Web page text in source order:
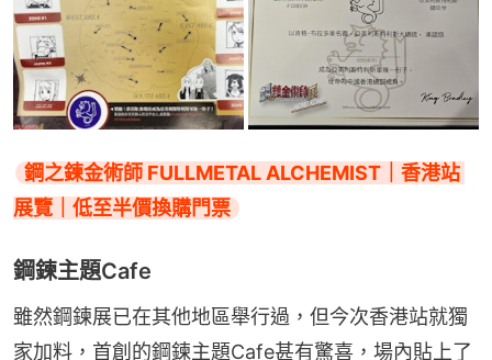
鋼之鍊金術師 FULLMETAL ALCHEMIST｜香港站
展覽｜低至半價換購門票
鋼鍊主題Cafe
雖然鋼鍊展已在其他地區舉行過，但今次香港站就獨
家加料，首創的鋼鍊主題Cafe甚有驚喜，場內貼上了